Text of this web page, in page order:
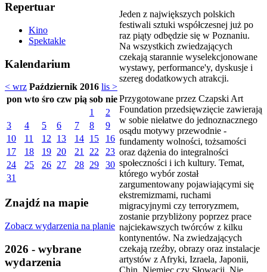
Repertuar
Kino
Spektakle
Kalendarium
< wrz Październik 2016 lis >
pon wto śro czw pią sob nie
1
2
3
4 5 6 7 8
9
10
11 12 13 14 15
16
17
18 19 20 21 22
23
24
25 26 27 28 29
30
31
Znajdź na mapie
Zobacz wydarzenia na planie
2026 - wybrane
wydarzenia
Jeden z największych polskich
festiwali sztuki współczesnej już po
raz piąty odbędzie się w Poznaniu.
Na wszystkich zwiedzających
czekają starannie wyselekcjonowane
wystawy, performance'y, dyskusje i
szereg dodatkowych atrakcji.
Przygotowane przez Czapski Art
Foundation przedsięwzięcie zawierają
w sobie niełatwe do jednoznacznego
osądu motywy przewodnie -
fundamenty wolności, tożsamości
oraz dążenia do integralności
społeczności i ich kultury. Temat,
którego wybór został
zargumentowany pojawiającymi się
ekstremizmami, ruchami
migracyjnymi czy terroryzmem,
zostanie przybliżony poprzez prace
najciekawszych twórców z kilku
kontynentów. Na zwiedzających
czekają rzeźby, obrazy oraz instalacje
artystów z Afryki, Izraela, Japonii,
Chin, Niemiec czy Słowacji. Nie